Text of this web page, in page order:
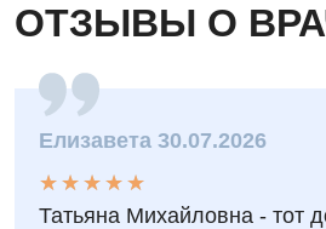
Дневной стационар
Кардиология
Кардиохирургия
Медицинская психология
ОТЗЫВЫ О
Елизавета 30.07.2026
★
★
★
★
★
★ ★ ★ ★ ★
Татьяна Михайловна - тот